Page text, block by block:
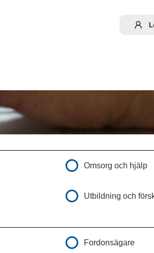
Omsorg och hjälp
Utbildning och
Fordonsägare